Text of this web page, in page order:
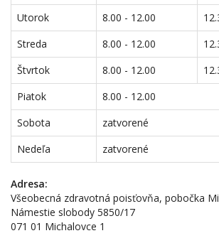
Utorok
8.00 - 12.00
Streda
8.00 - 12.00
Štvrtok
8.00 - 12.00
Piatok
8.00 - 12.00
Sobota
zatvorené
Nedeľa
zatvorené
Adresa:
Všeobecná zdravotná poisťovňa, pobočka
Námestie slobody 5850/17
071 01 Michalovce 1